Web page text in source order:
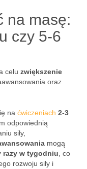
na masę:
czy 5-6
celu zwiększenie
oraz
na ćwiczeniach 2-3
odpowiednią
siły,
mogą
razy w tygodniu , co
rozwoju siły i